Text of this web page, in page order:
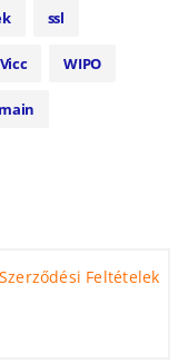
ssl
Vicc WIPO
Feltételek